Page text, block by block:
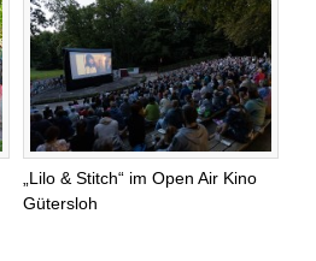
„Lilo & Stitch“ im Open Air Kino
Gütersloh